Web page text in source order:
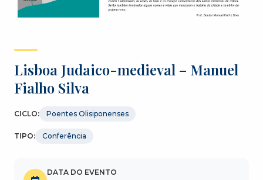
Lisboa Judaico-medieval – Manuel
Fialho Silva
CICLO: Poentes Olisiponenses
TIPO: Conferência
DATA DO EVENTO